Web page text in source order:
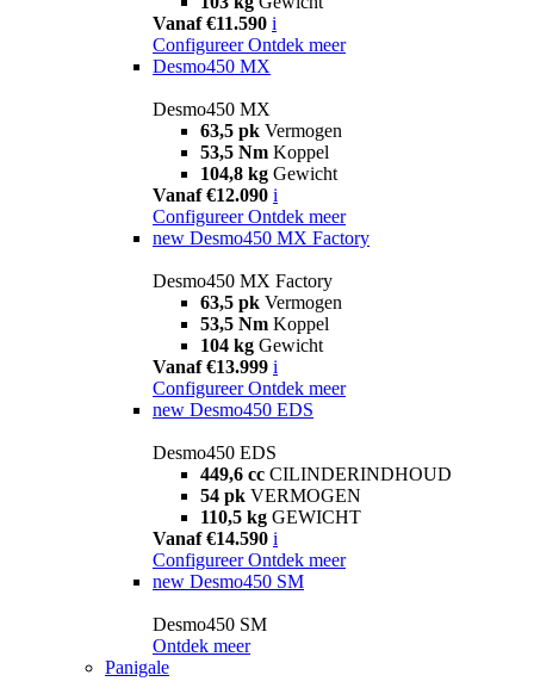
Vanaf €11.590 i
Configureer Ontdek meer
Desmo450 MX
Desmo450 MX
63,5 pk Vermogen
53,5 Nm Koppel
104,8 kg Gewicht
Vanaf €12.090 i
Configureer Ontdek meer
new Desmo450 MX Factory
Desmo450 MX Factory
63,5 pk Vermogen
53,5 Nm Koppel
104 kg Gewicht
Vanaf €13.999 i
Configureer Ontdek meer
new Desmo450 EDS
Desmo450 EDS
449,6 cc CILINDERINDHOUD
54 pk VERMOGEN
110,5 kg GEWICHT
Vanaf €14.590 i
Configureer Ontdek meer
new Desmo450 SM
Desmo450 SM
Ontdek meer
Panigale